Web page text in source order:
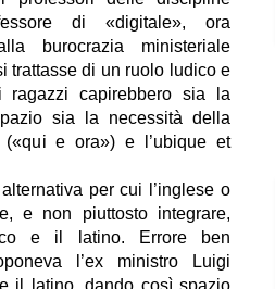
di «digitale», ora
burocrazia ministeriale
trattasse di un ruolo ludico e
ragazzi capirebbero sia la
sia la necessità della
(«qui e ora») e l’ubique et
per cui l’inglese o
e non piuttosto integrare,
e il latino. Errore ben
l’ex ministro Luigi